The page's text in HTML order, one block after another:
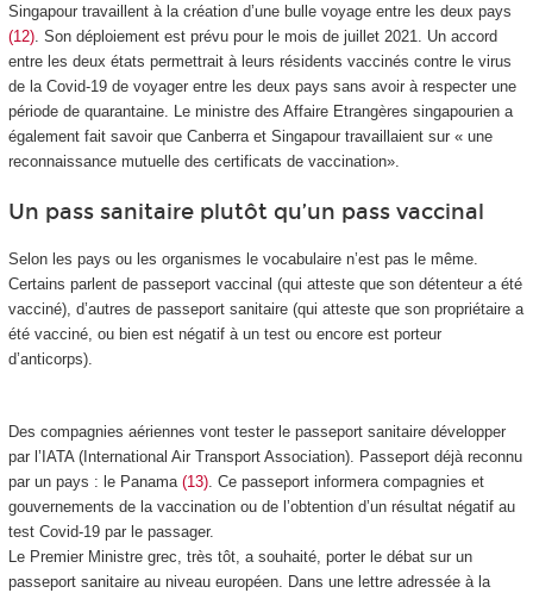
Singapour travaillent à la création d’une bulle voyage entre les deux pays
(12). Son déploiement est prévu pour le mois de juillet 2021. Un accord
entre les deux états permettrait à leurs résidents vaccinés contre le virus
de la Covid-19 de voyager entre les deux pays sans avoir à respecter une
période de quarantaine. Le ministre des Affaire Etrangères singapourien a
également fait savoir que Canberra et Singapour travaillaient sur « une
reconnaissance mutuelle des certificats de vaccination».
Un pass sanitaire plutôt qu’un pass vaccinal
Selon les pays ou les organismes le vocabulaire n’est pas le même.
Certains parlent de passeport vaccinal (qui atteste que son détenteur a été
vacciné), d’autres de passeport sanitaire (qui atteste que son propriétaire a
été vacciné, ou bien est négatif à un test ou encore est porteur
d’anticorps).
Des compagnies aériennes vont tester le passeport sanitaire développer
par l’IATA (International Air Transport Association). Passeport déjà reconnu
par un pays : le Panama (13). Ce passeport informera compagnies et
gouvernements de la vaccination ou de l’obtention d’un résultat négatif au
test Covid-19 par le passager.
Le Premier Ministre grec, très tôt, a souhaité, porter le débat sur un
passeport sanitaire au niveau européen. Dans une lettre adressée à la